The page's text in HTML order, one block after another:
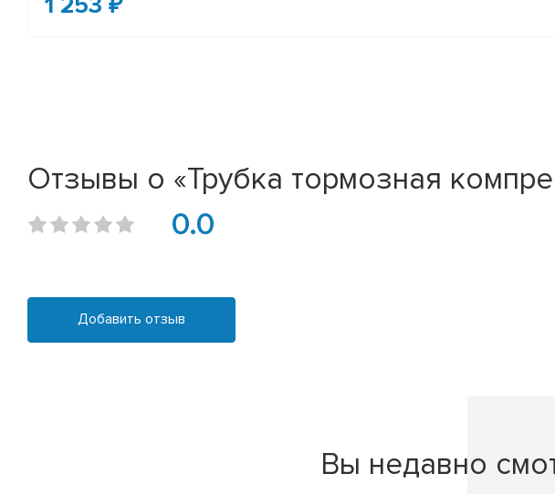
Отзывы о «Трубка тормозная
0.0
Добавить отзыв
Вы недавно